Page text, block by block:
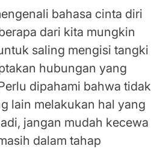
bahasa cinta diri
dari kita mungkin
saling mengisi tangki
hubungan yang
dipahami bahwa tidak
lain melakukan hal yang
jangan mudah kecewa
dalam tahap